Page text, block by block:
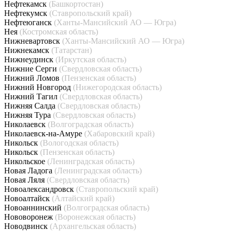
Нефтекамск (Башкортостан)
Нефтекумск (Ставропольский край)
Нефтеюганск (Ханты-Мансийский АО — Югра)
Нея (Костромская область)
Нижневартовск (Ханты-Мансийский АО — Югра)
Нижнекамск (Татарстан)
Нижнеудинск (Иркутская область)
Нижние Серги (Свердловская область)
Нижний Ломов (Пензенская область)
Нижний Новгород (Нижегородская область)
Нижний Тагил (Свердловская область)
Нижняя Салда (Свердловская область)
Нижняя Тура (Свердловская область)
Николаевск (Волгоградская область)
Николаевск-на-Амуре (Хабаровский край)
Никольск (Вологодская область)
Никольск (Пензенская область)
Никольское (Ленинградская область)
Новая Ладога (Ленинградская область)
Новая Ляля (Свердловская область)
Новоалександровск (Ставропольский край)
Новоалтайск (Алтайский край)
Новоаннинский (Волгоградская область)
Нововоронеж (Воронежская область)
Новодвинск (Архангельская область)